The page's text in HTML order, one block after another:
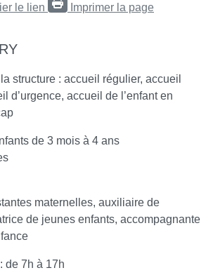
le lien Imprimer la page
structure : accueil régulier, accueil
d’urgence, accueil de l’enfant en
de 3 mois à 4 ans
maternelles, auxiliaire de
de jeunes enfants, accompagnante
de 7h à 17h